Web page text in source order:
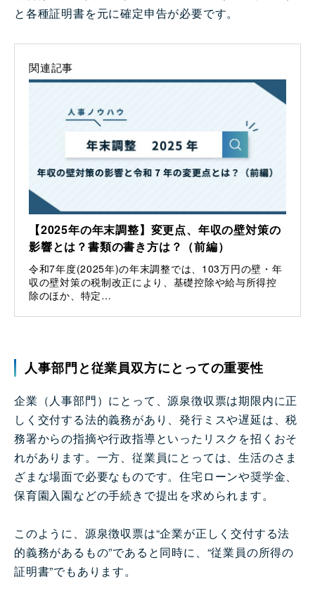
と各種証明書を元に確定申告が必要です。
関連記事
【2025年の年末調整】変更点、年収の壁対策の
影響とは？書類の書き方は？（前編）
令和7年度(2025年)の年末調整では、103万円の壁・年
収の壁対策の税制改正により、基礎控除や給与所得控
除のほか、特定…
人事部門と従業員双方にとっての重要性
企業（人事部門）にとって、源泉徴収票は期限内に正
しく交付する法的義務があり、発行ミスや遅延は、税
務署からの指摘や行政指導といったリスクを招くおそ
れがあります。一方、従業員にとっては、生活のさま
ざまな場面で必要なものです。住宅ローンや奨学金、
保育園入園などの手続きで提出を求められます。
このように、源泉徴収票は“企業が正しく交付する法
的義務があるもの”であると同時に、“従業員の所得の
証明書”でもあります。